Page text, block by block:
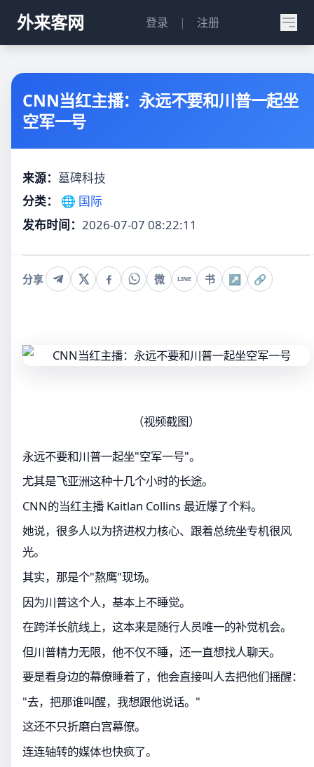
外来客网 登录 | 注册
CNN当红主播：永远不要和川普一起坐
空军一号
来源： 墓碑科技
分类：
🌐 国际
发布时间： 2026-07-07 08:22:11
分享 微 LINE 书 ↗ 🔗
（视频截图）
永远不要和川普一起坐"空军一号"。
尤其是飞亚洲这种十几个小时的长途。
CNN的当红主播 Kaitlan Collins 最近爆了个料。
她说，很多人以为挤进权力核心、跟着总统坐专机很风
光。
其实，那是个"熬鹰"现场。
因为川普这个人，基本上不睡觉。
在跨洋长航线上，这本来是随行人员唯一的补觉机会。
但川普精力无限，他不仅不睡，还一直想找人聊天。
要是看身边的幕僚睡着了，他会直接叫人去把他们摇醒：
"去，把那谁叫醒，我想跟他说话。"
这还不只折磨白宫幕僚。
连连轴转的媒体也快疯了。